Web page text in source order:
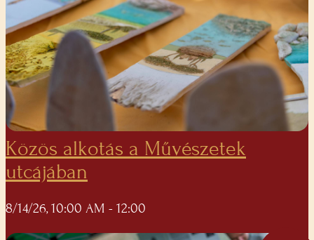
Közös alkotás a Művészetek
utcájában
8/14/26, 10:00 AM - 12:00